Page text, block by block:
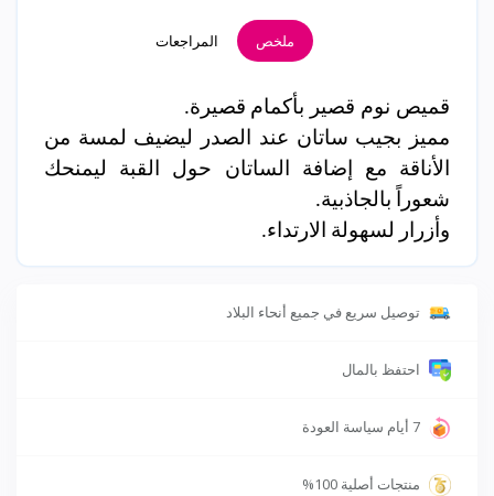
ملخص المراجعات
قميص نوم قصير بأكمام قصيرة.
مميز بجيب ساتان عند الصدر ليضيف لمسة من
الأناقة مع إضافة الساتان حول القبة ليمنحك
شعوراً بالجاذبية.
وأزرار لسهولة الارتداء.
توصيل سريع في جميع أنحاء البلاد
احتفظ بالمال
7 أيام سياسة العودة
منتجات أصلية 100%